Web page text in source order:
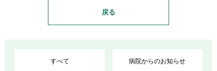
戻る
すべて 病院からのお知らせ